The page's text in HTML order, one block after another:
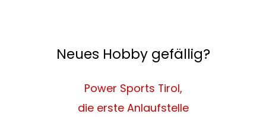
Neues Hobby gefällig?
Power Sports Tirol,
die erste Anlaufstelle